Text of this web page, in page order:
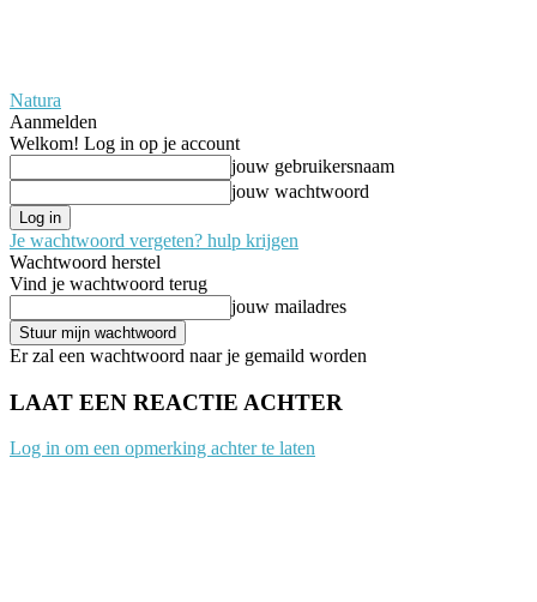
Natura
Aanmelden
Welkom! Log in op je account
jouw gebruikersnaam
jouw wachtwoord
Je wachtwoord vergeten? hulp krijgen
Wachtwoord herstel
Vind je wachtwoord terug
jouw mailadres
Er zal een wachtwoord naar je gemaild worden
LAAT EEN REACTIE ACHTER
Log in om een opmerking achter te laten